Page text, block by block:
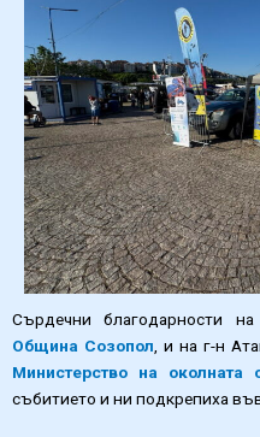
Сърдечни благодарности
Община Созопол , и на г-н
Министерство на околната
събитието и ни подкрепиха